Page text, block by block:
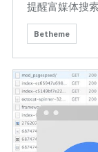
提醒富媒体搜
Betheme